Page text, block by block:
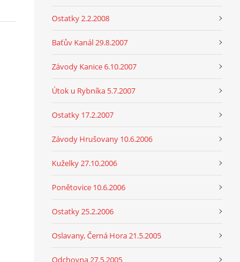
Ostatky 2.2.2008
Baťův Kanál 29.8.2007
Závody Kanice 6.10.2007
Útok u Rybníka 5.7.2007
Ostatky 17.2.2007
Závody Hrušovany 10.6.2006
Kuželky 27.10.2006
Ponětovice 10.6.2006
Ostatky 25.2.2006
Oslavany, Černá Hora 21.5.2005
Odchovna 27.5.2005